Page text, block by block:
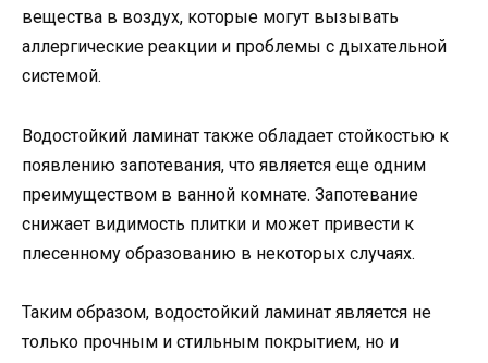
вещества в воздух, которые могут вызывать
аллергические реакции и проблемы с дыхательной
системой.
Водостойкий ламинат также обладает стойкостью к
появлению запотевания, что является еще одним
преимуществом в ванной комнате. Запотевание
снижает видимость плитки и может привести к
плесенному образованию в некоторых случаях.
Таким образом, водостойкий ламинат является не
только прочным и стильным покрытием, но и